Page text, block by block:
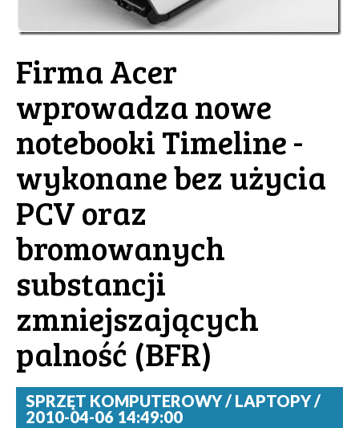
Firma Acer
wprowadza nowe
notebooki Timeline -
wykonane bez użycia
PCV oraz
bromowanych
substancji
zmniejszających
palność (BFR)
SPRZĘT KOMPUTEROWY / LAPTOPY /
2010-04-06 14:49:00